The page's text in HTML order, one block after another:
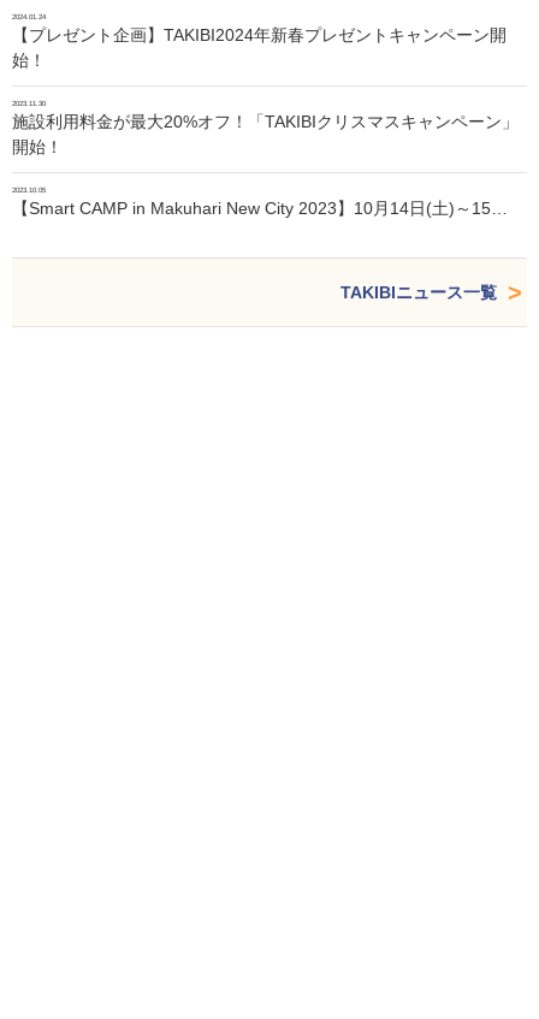
2024.01.24
【プレゼント企画】TAKIBI2024年新春プレゼントキャンペーン開
始！
2023.11.30
施設利用料金が最大20%オフ！「TAKIBIクリスマスキャンペーン」
開始！
2023.10.05
【Smart CAMP in Makuhari New City 2023】10月14日(土)～15…
TAKIBIニュース一覧